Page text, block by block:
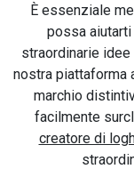
È essenziale
possa
straordinarie
nostra piattaforma
marchio
facilmente
creatore di